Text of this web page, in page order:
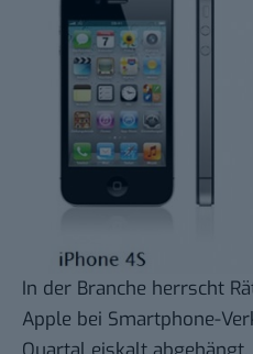
In der Branche herrscht
Apple bei Smartphone-